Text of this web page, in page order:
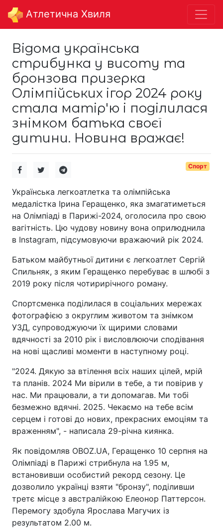
Aтлетична Хвиля
Відома українська
стрибунка у висоту та
бронзова призерка
Олімпійських ігор 2024 року
стала матір'ю і поділилася
знімком батька своєї
дитини. Новина вражає!
Спорт
Українська легкоатлетка та олімпійська
медалістка Ірина Геращенко, яка змагатиметься
на Олімпіаді в Парижі-2024, оголосила про свою
вагітність. Цю чудову новину вона оприлюднила
в Instagram, підсумовуючи вражаючий рік 2024.
Батьком майбутньої дитини є легкоатлет Сергій
Спильняк, з яким Геращенко перебуває в шлюбі з
2019 року після чотирирічного роману.
Спортсменка поділилася в соціальних мережах
фотографією з округлим животом та знімком
УЗД, супроводжуючи їх щирими словами
вдячності за 2010 рік і висловлюючи сподівання
на нові щасливі моменти в наступному році.
"2024. Дякую за втілення всіх наших цілей, мрій
та планів. 2024 Ми вірили в тебе, а ти повірив у
нас. Ми працювали, а ти допомагав. Ми тобі
безмежно вдячні. 2025. Чекаємо на тебе всім
серцем і готові до нових, прекрасних емоціям та
враженням", - написала 29-річна киянка.
Як повідомляв OBOZ.UA, Геращенко 10 серпня на
Олімпіаді в Парижі стрибнула на 1.95 м,
встановивши особистий рекорд сезону. Це
дозволило українці взяти "бронзу", поділивши
третє місце з австралійкою Елеонор Паттерсон.
Перемогу здобула Ярослава Магучих із
результатом 2.00 м.